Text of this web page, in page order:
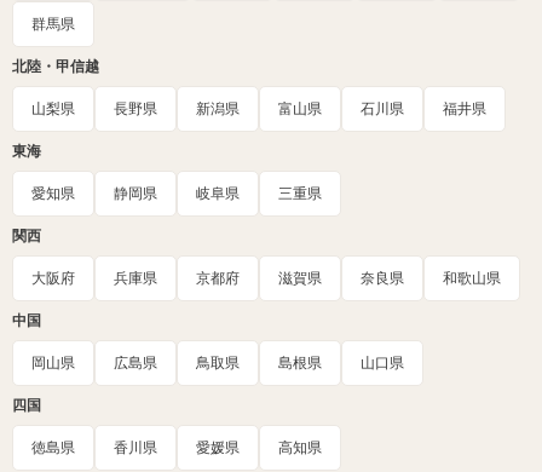
群馬県
北陸・甲信越
山梨県 長野県 新潟県 富山県 石川県 福井県
東海
愛知県 静岡県 岐阜県 三重県
関西
大阪府 兵庫県 京都府 滋賀県 奈良県 和歌山県
中国
岡山県 広島県 鳥取県 島根県 山口県
四国
徳島県 香川県 愛媛県 高知県